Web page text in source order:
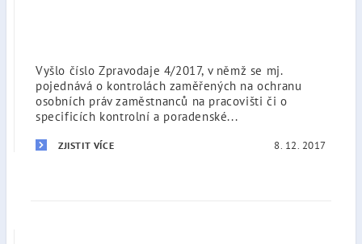
Vyšlo číslo Zpravodaje 4/2017, v němž se mj.
pojednává o kontrolách zaměřených na ochranu
osobních práv zaměstnanců na pracovišti či o
specificích kontrolní a poradenské...
ZJISTIT VÍCE 8. 12. 2017